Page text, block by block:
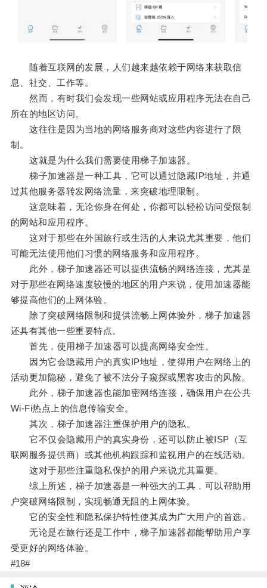
随着互联网的发展，人们越来越依赖于网络来获取信
息、社交、工作等。
然而，有时我们会发现一些网站或应用程序无法在自己
所在的地区访问。
这往往是因为当地的网络服务商对这些内容进行了限
制。
这就是为什么我们需要使用梯子加速器。
梯子加速器是一种工具，它可以通过隐藏IP地址，并通
过其他服务器转发网络流量，来突破地理限制。
这意味着，无论你身在何处，你都可以轻松访问受限制
的网站和应用程序。
这对于那些在外国旅行或生活的人来说尤其重要，他们
可能无法使用他们习惯的网络服务和应用程序。
此外，梯子加速器还可以提供流畅的网络连接，尤其是
对于那些在网络速度较慢的地区的用户来说，使用加速器能
够提高他们的上网体验。
除了突破网络限制和提供流畅上网体验外，梯子加速器
还具有其他一些重要特点。
首先，使用梯子加速器可以提高网络安全性。
因为它会隐藏用户的真实IP地址，使得用户在网络上的
活动更加隐秘，避免了被不法分子窥探或黑客攻击的风险。
此外，梯子加速器也能加密网络连接，确保用户在公共
Wi-Fi热点上的信息传输安全。
其次，梯子加速器注重保护用户的隐私。
它不仅会隐藏用户的真实身份，还可以防止被ISP（互
联网服务提供商）或其他机构跟踪和监视用户的在线活动。
这对于那些注重隐私保护的用户来说尤其重要。
综上所述，梯子加速器是一种强大的工具，可以帮助用
户突破网络限制，实现畅通无阻的上网体验。
它的安全性和隐私保护特性使其成为广大用户的首选。
无论是在旅行还是工作中，梯子加速器都能帮助用户享
受更好的网络体验。
#18#